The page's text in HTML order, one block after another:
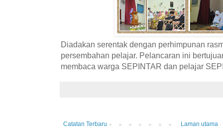
Diadakan serentak dengan perhimpunan
persembahan pelajar. Pelancaran ini
membaca warga SEPINTAR dan pelajar
Catatan Terbaru Laman utama